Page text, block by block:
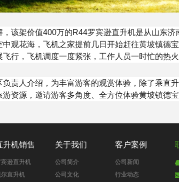
，该架价值400万的R44罗宾逊直升机是从山东
中观花海，飞机之家提前几日开始赶往黄坡镇德
飞行，飞机调度一度紧张，工作人员一时忙的热
负责人介绍，为丰富游客的观赏体验，除了乘直
游资源，邀请游客多角度、全方位体验黄坡镇德宝
升机销售
宾逊直升机
尔直升机
关于我们
公司简介
公司文化
客户案例
公司新闻
行业动态